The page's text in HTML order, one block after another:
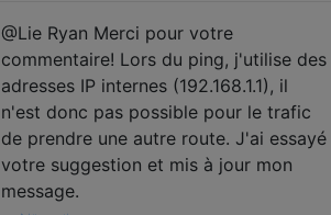
@Lie Ryan Merci pour votre
commentaire! Lors du ping, j'utilise des
adresses IP internes (192.168.1.1), il
n'est donc pas possible pour le trafic
de prendre une autre route. J'ai essayé
votre suggestion et mis à jour mon
message.